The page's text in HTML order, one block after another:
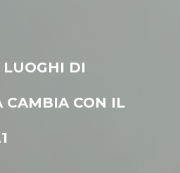
LUOGHI DI
CAMBIA CON IL